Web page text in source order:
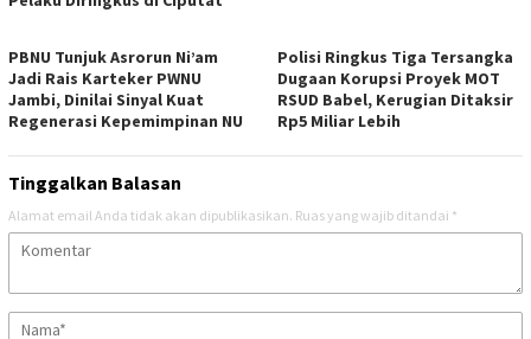
PBNU Tunjuk Asrorun Ni’am
Jadi Rais Karteker PWNU
Jambi, Dinilai Sinyal Kuat
Regenerasi Kepemimpinan NU
Polisi Ringkus Tiga Tersangka
Dugaan Korupsi Proyek MOT
RSUD Babel, Kerugian Ditaksir
Rp5 Miliar Lebih
Tinggalkan Balasan
Alamat email Anda tidak akan dipublikasikan. Ruas yang wajib ditandai *